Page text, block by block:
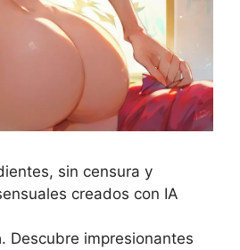
sin censura y
creados con IA
. Descubre impresionantes